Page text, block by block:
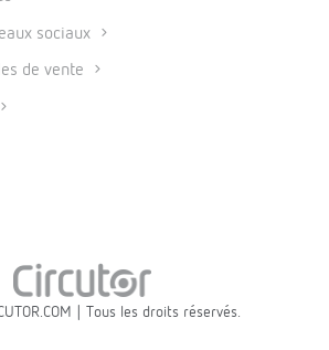
sociaux
de vente
| Tous les droits réservés.